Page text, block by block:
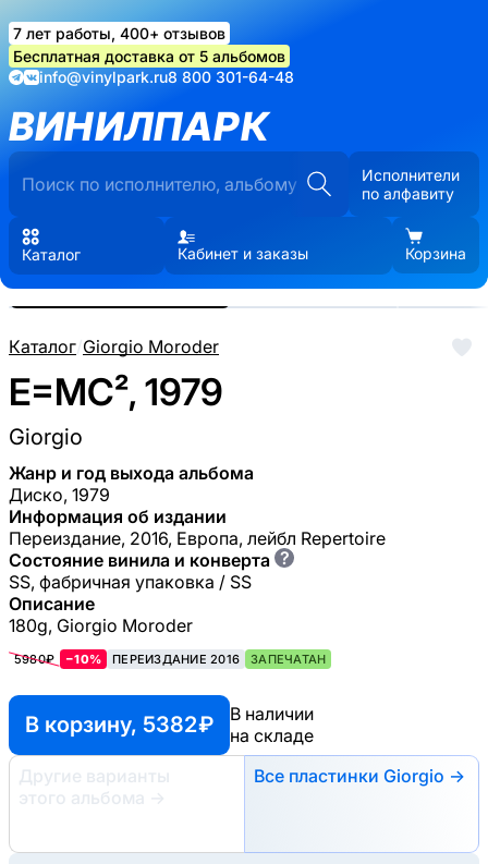
7 лет работы, 400+ отзывов
Бесплатная доставка от 5 альбомов
info@vinylpark.ru8 800 301-64-48
ВИНИЛПАРК
Исполнители
по алфавиту
Каталог Кабинет и заказы Корзина
Каталог/Giorgio Moroder
E=MC², 1979
Giorgio
Жанр и год выхода альбома
Диско, 1979
Информация об издании
Переиздание, 2016, Европа, лейбл Repertoire
Состояние винила и конверта ?
SS, фабричная упаковка / SS
Описание
180g, Giorgio Moroder
5980₽ −10% ПЕРЕИЗДАНИЕ 2016 ЗАПЕЧАТАН
В корзину, 5382 ₽
В наличии
на складе
Другие варианты
этого альбома
→
Все пластинки Giorgio →
Реальные фото пластинки.
Нажмите, чтобы увеличить